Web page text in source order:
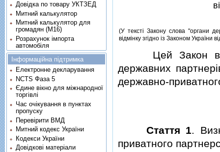
(У текстi Закону слова "органи
вiдмiнку згiдно iз Законом України
Цей Закон
державних
державно-
Стаття 1.
приватного
Довідка по товару УКТЗЕД
Митний калькулятор
Митний калькулятор для
громадян (М16)
Розрахунок імпорта
автомобіля
Інформаційна підтримка
Електронне декларування
NCTS Фаза 5
Єдине вікно для міжнародної
торгівлі
Час очікування в пунктах
пропуску
Перевірити ВМД
Митний кодекс України
Кодекси України
Довідкові матеріали